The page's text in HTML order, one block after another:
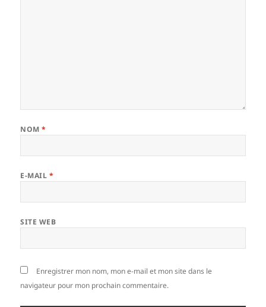
NOM*
E-MAIL *
SITE WEB
Enregistrer mon nom, mon e-mail et mon site dans le
navigateur pour mon prochain commentaire.